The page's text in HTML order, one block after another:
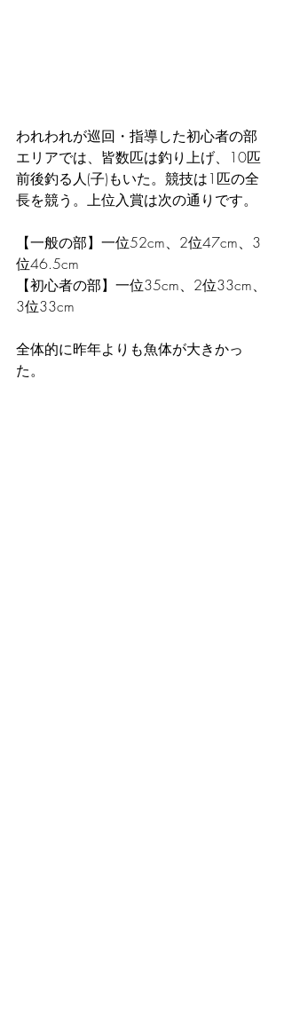
われわれが巡回・指導した初心者の部
エリアでは、皆数匹は釣り上げ、10匹
前後釣る人(子)もいた。競技は1匹の全
長を競う。上位入賞は次の通りです。
【一般の部】一位52cm、2位47cm、3
位46.5cm
【初心者の部】一位35cm、2位33cm、
3位33cm
全体的に昨年よりも魚体が大きかっ
た。